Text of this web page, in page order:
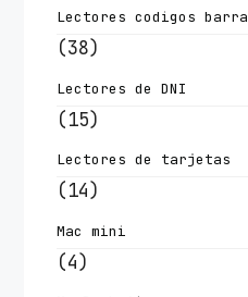
Lectores codigos barra
(38)
Lectores de DNI
(15)
Lectores de tarjetas
(14)
Mac mini
(4)